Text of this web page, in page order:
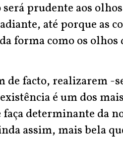
prudente aos
até porque as
forma como os olhos
de facto, realizarem -
é um dos
determinante da
assim, mais bela